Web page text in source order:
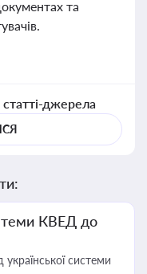
та
джерела
КВЕД до
системи